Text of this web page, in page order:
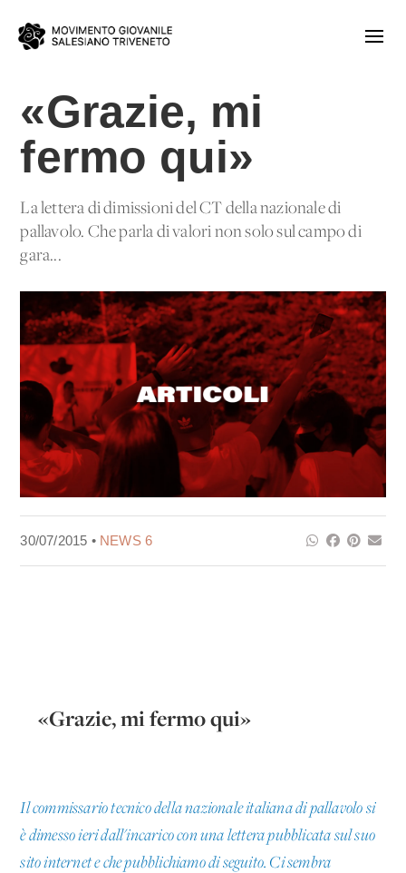
«Grazie, mi
fermo qui»
La lettera di dimissioni del CT della nazionale di
pallavolo. Che parla di valori non solo sul campo di
gara...
30/07/2015 • NEWS 6
«Grazie, mi fermo qui»
Il commissario tecnico della nazionale italiana di pallavolo si
è dimesso ieri dall'incarico con una lettera pubblicata sul suo
sito internet e che pubblichiamo di seguito. Ci sembra